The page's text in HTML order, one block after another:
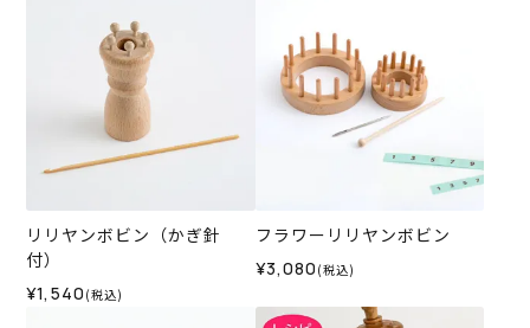
リリヤンボビン（かぎ針
付）
¥1,540 (税込)
フラワーリリヤンボビン
¥3,080 (税込)